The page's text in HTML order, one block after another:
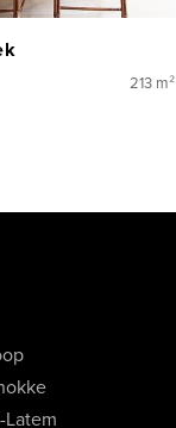
213 m²
Latem